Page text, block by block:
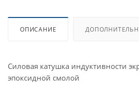
ОПИСАНИЕ
Силовая катушка индуктивности
эпоксидной смолой